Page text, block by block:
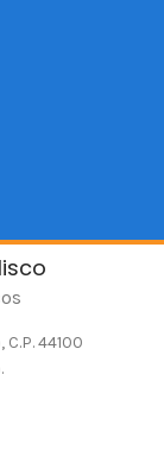
44100